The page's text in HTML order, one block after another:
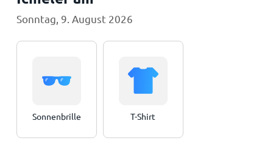
Sonntag, 9. August 2026
Sonnenbrille T-Shirt